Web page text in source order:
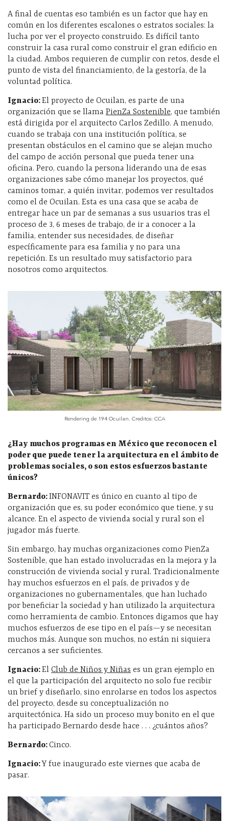
A final de cuentas eso también es un factor que hay en
común en los diferentes escalones o estratos sociales: la
lucha por ver el proyecto construido. Es difícil tanto
construir la casa rural como construir el gran edificio en
la ciudad. Ambos requieren de cumplir con retos, desde el
punto de vista del financiamiento, de la gestoría, de la
voluntad política.
Ignacio:El proyecto de Ocuilan, es parte de una
organización que se llama PienZa Sostenible, que también
está dirigida por el arquitecto Carlos Zedillo. A menudo,
cuando se trabaja con una institución política, se
presentan obstáculos en el camino que se alejan mucho
del campo de acción personal que pueda tener una
oficina. Pero, cuando la persona liderando una de esas
organizaciones sabe cómo manejar los proyectos, qué
caminos tomar, a quién invitar, podemos ver resultados
como el de Ocuilan. Esta es una casa que se acaba de
entregar hace un par de semanas a sus usuarios tras el
proceso de 3, 6 meses de trabajo, de ir a conocer a la
familia, entender sus necesidades, de diseñar
específicamente para esa familia y no para una
repetición. Es un resultado muy satisfactorio para
nosotros como arquitectos.
Rendering de 194 Ocuilan. Creditos: CCA
¿Hay muchos programas en México que reconocen el
poder que puede tener la arquitectura en el ámbito de
problemas sociales, o son estos esfuerzos bastante
únicos?
Bernardo:INFONAVIT es único en cuanto al tipo de
organización que es, su poder económico que tiene, y su
alcance. En el aspecto de vivienda social y rural son el
jugador más fuerte.
Sin embargo, hay muchas organizaciones como PienZa
Sostenible, que han estado involucradas en la mejora y la
construcción de vivienda social y rural. Tradicionalmente
hay muchos esfuerzos en el país, de privados y de
organizaciones no gubernamentales, que han luchado
por beneficiar la sociedad y han utilizado la arquitectura
como herramienta de cambio. Entonces digamos que hay
muchos esfuerzos de ese tipo en el país—y se necesitan
muchos más. Aunque son muchos, no están ni siquiera
cercanos a ser suficientes.
Ignacio:El Club de Niños y Niñas es un gran ejemplo en
el que la participación del arquitecto no solo fue recibir
un brief y diseñarlo, sino enrolarse en todos los aspectos
del proyecto, desde su conceptualización no
arquitectónica. Ha sido un proceso muy bonito en el que
ha participado Bernardo desde hace . . . ¿cuántos años?
Bernardo:Cinco.
Ignacio:Y fue inaugurado este viernes que acaba de
pasar.